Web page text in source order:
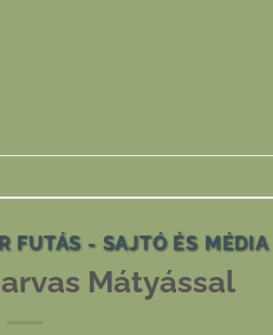
FUTÁS - SAJTÓ ÉS MÉDIA
Mátyással